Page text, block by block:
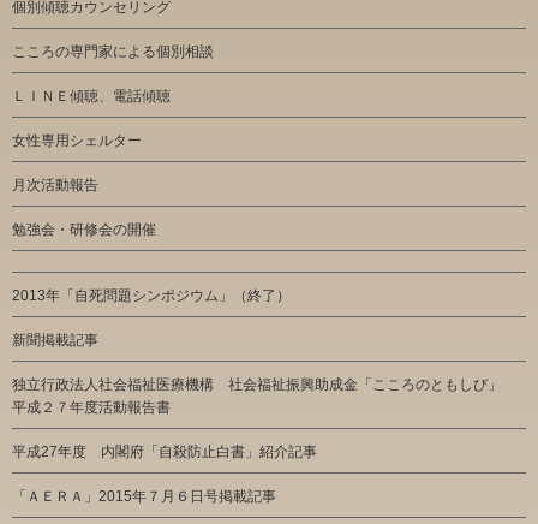
個別傾聴カウンセリング
こころの専門家による個別相談
ＬＩＮＥ傾聴、電話傾聴
女性専用シェルター
月次活動報告
勉強会・研修会の開催
2013年「自死問題シンポジウム」（終了）
新聞掲載記事
独立行政法人社会福祉医療機構 社会福祉振興助成金「こころのともしび」
平成２７年度活動報告書
平成27年度 内閣府「自殺防止白書」紹介記事
「ＡＥＲＡ」2015年７月６日号掲載記事